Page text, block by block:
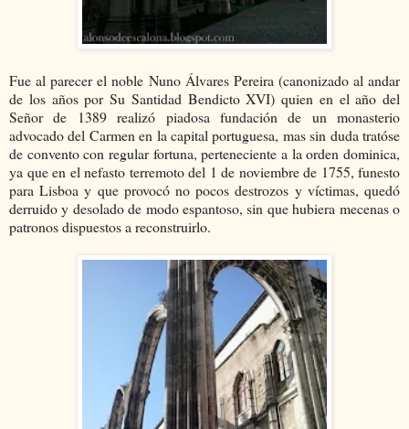
Fue al parecer el noble Nuno Álvares Pereira (canonizado al andar
de los años por Su Santidad Bendicto XVI) quien en el año del
Señor de 1389 realizó piadosa fundación de un monasterio
advocado del Carmen en la capital portuguesa, mas sin duda tratóse
de convento con regular fortuna, perteneciente a la orden dominica,
ya que en el nefasto terremoto del 1 de noviembre de 1755, funesto
para Lisboa y que provocó no pocos destrozos y víctimas, quedó
derruido y desolado de modo espantoso, sin que hubiera mecenas o
patronos dispuestos a reconstruirlo.